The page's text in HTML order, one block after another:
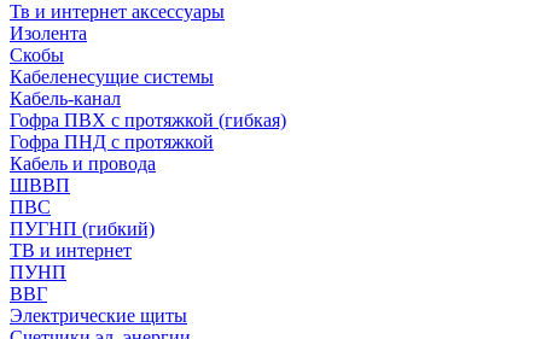
Тв и интернет аксессуары
Изолента
Скобы
Кабеленесущие системы
Кабель-канал
Гофра ПВХ с протяжкой (гибкая)
Гофра ПНД с протяжкой
Кабель и провода
ШВВП
ПВС
ПУГНП (гибкий)
ТВ и интернет
ПУНП
ВВГ
Электрические щиты